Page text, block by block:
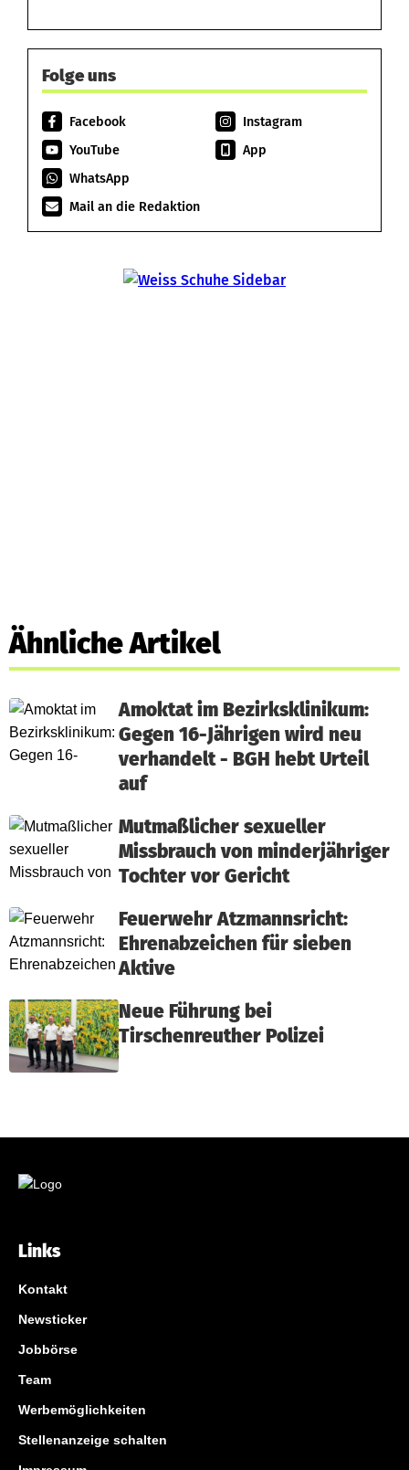
Folge uns
Facebook
Instagram
YouTube
App
WhatsApp
Mail an die Redaktion
Ähnliche Artikel
Amoktat im Bezirksklinikum:
Gegen 16-Jährigen wird neu
verhandelt - BGH hebt Urteil
auf
Mutmaßlicher sexueller
Missbrauch von minderjähriger
Tochter vor Gericht
Feuerwehr Atzmannsricht:
Ehrenabzeichen für sieben
Aktive
Neue Führung bei
Tirschenreuther Polizei
Links
Kontakt
Newsticker
Jobbörse
Team
Werbemöglichkeiten
Stellenanzeige schalten